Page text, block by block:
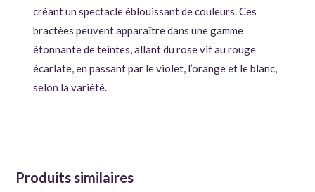
créant un spectacle éblouissant de couleurs. Ces
bractées peuvent apparaître dans une gamme
étonnante de teintes, allant du rose vif au rouge
écarlate, en passant par le violet, l’orange et le blanc,
selon la variété.
Produits similaires